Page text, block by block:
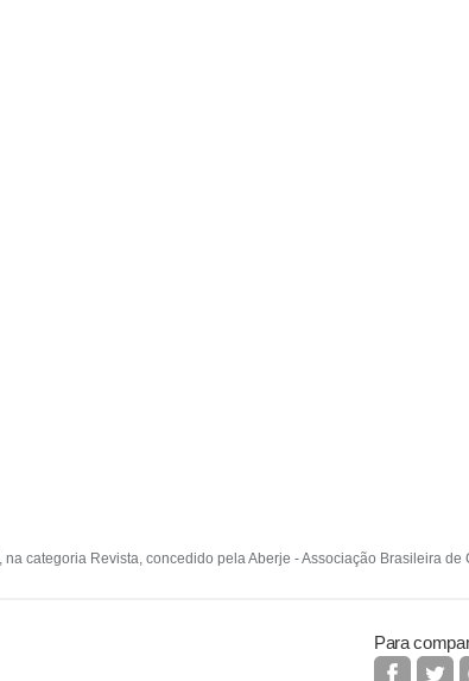
categoria Revista, concedido pela Aberje - Associação Brasileira de
Para